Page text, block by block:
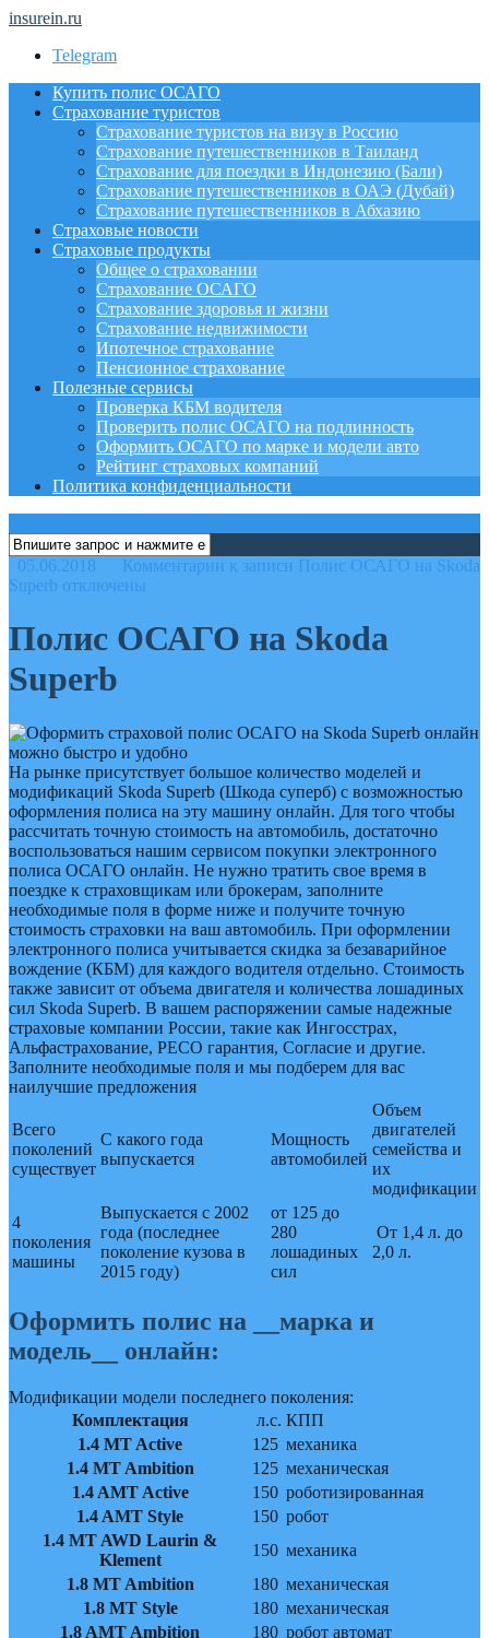
insurein.ru
Telegram
Купить полис ОСАГО
Страхование туристов
Страхование туристов на визу в Россию
Страхование путешественников в Таиланд
Страхование для поездки в Индонезию (Бали)
Страхование путешественников в ОАЭ (Дубай)
Страхование путешественников в Абхазию
Страховые новости
Страховые продукты
Общее о страховании
Страхование ОСАГО
Страхование здоровья и жизни
Страхование недвижимости
Ипотечное страхование
Пенсионное страхование
Полезные сервисы
Проверка КБМ водителя
Проверить полис ОСАГО на подлинность
Оформить ОСАГО по марке и модели авто
Рейтинг страховых компаний
Политика конфиденциальности
05.06.2018 Комментарии к записи Полис ОСАГО на Skoda
Superb отключены
Полис ОСАГО на Skoda
Superb
На рынке присутствует большое количество моделей и
модификаций Skoda Superb (Шкода суперб) с возможностью
оформления полиса на эту машину онлайн. Для того чтобы
рассчитать точную стоимость на автомобиль, достаточно
воспользоваться нашим сервисом покупки электронного
полиса ОСАГО онлайн. Не нужно тратить свое время в
поездке к страховщикам или брокерам, заполните
необходимые поля в форме ниже и получите точную
стоимость страховки на ваш автомобиль. При оформлении
электронного полиса учитывается скидка за безаварийное
вождение (КБМ) для каждого водителя отдельно. Стоимость
также зависит от объема двигателя и количества лошадиных
сил Skoda Superb. В вашем распоряжении самые надежные
страховые компании России, такие как Ингосстрах,
Альфастрахование, РЕСО гарантия, Согласие и другие.
Заполните необходимые поля и мы подберем для вас
наилучшие предложения
Всего
поколений
существует
С какого года
выпускается
Мощность
автомобилей
Объем
двигателей
семейства и
их
модификации
4
поколения
машины
Выпускается с 2002
года (последнее
поколение кузова в
2015 году)
от 125 до
280
лошадиных
сил
От 1,4 л. до
2,0 л.
Оформить полис на __марка и
модель__ онлайн:
Модификации модели последнего поколения:
Комплектация
л.с. КПП
1.4 MT Active
125 механика
1.4 MT Ambition
125 механическая
1.4 AMT Active
150 роботизированная
1.4 AMT Style
150 робот
1.4 MT AWD Laurin &
Klement
150 механика
1.8 MT Ambition
180 механическая
1.8 MT Style
180 механическая
1.8 AMT Ambition
180 робот автомат